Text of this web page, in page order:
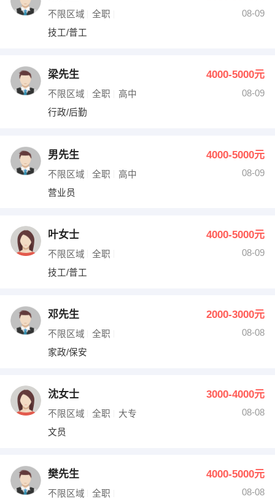
不限区域 全职
08-09
技工/普工
梁先生 4000-5000元
不限区域 全职 高中
08-09
行政/后勤
男先生 4000-5000元
不限区域 全职 高中
08-09
营业员
叶女士 4000-5000元
不限区域 全职
08-09
技工/普工
邓先生 2000-3000元
不限区域 全职
08-08
家政/保安
沈女士 3000-4000元
不限区域 全职 大专
08-08
文员
樊先生 4000-5000元
不限区域 全职
08-08